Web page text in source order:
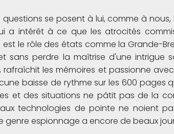
se posent à lui, comme à
a intérêt à ce que les atrocités
est le rôle des états comme la Grande-
sans perdre la maîtrise d'une intrigue
rafraîchit les mémoires et passionne
baisse de rythme sur les 600 pages
et des situations ne pâtit pas de la
technologies de pointe ne noient
genre espionnage a encore de beaux